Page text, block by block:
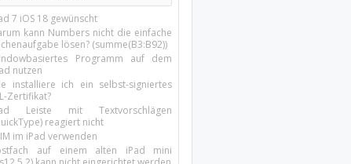
7 iOS 18 gewünscht
kann Numbers nicht die einfache
lösen? (summe(B3:B92))
Programm auf dem
nutzen
installiere ich ein selbst-signiertes
Zertifikat?
Leiste mit Textvorschlägen
reagiert nicht
im iPad verwenden
auf einem alten iPad mini